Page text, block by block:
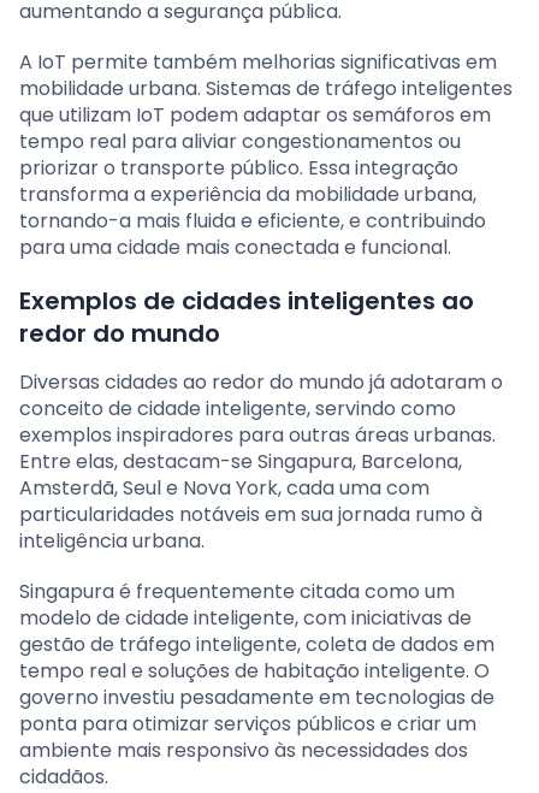
aumentando a segurança pública.
A IoT permite também melhorias significativas em
mobilidade urbana. Sistemas de tráfego inteligentes
que utilizam IoT podem adaptar os semáforos em
tempo real para aliviar congestionamentos ou
priorizar o transporte público. Essa integração
transforma a experiência da mobilidade urbana,
tornando-a mais fluida e eficiente, e contribuindo
para uma cidade mais conectada e funcional.
Exemplos de cidades inteligentes ao
redor do mundo
Diversas cidades ao redor do mundo já adotaram o
conceito de cidade inteligente, servindo como
exemplos inspiradores para outras áreas urbanas.
Entre elas, destacam-se Singapura, Barcelona,
Amsterdã, Seul e Nova York, cada uma com
particularidades notáveis em sua jornada rumo à
inteligência urbana.
Singapura é frequentemente citada como um
modelo de cidade inteligente, com iniciativas de
gestão de tráfego inteligente, coleta de dados em
tempo real e soluções de habitação inteligente. O
governo investiu pesadamente em tecnologias de
ponta para otimizar serviços públicos e criar um
ambiente mais responsivo às necessidades dos
cidadãos.